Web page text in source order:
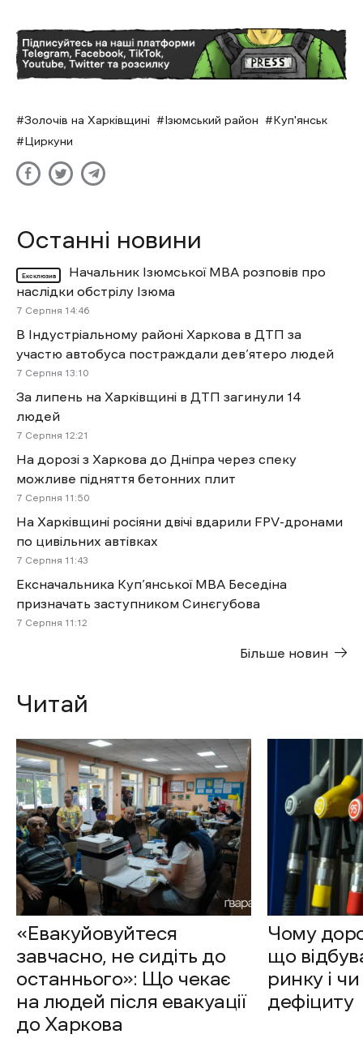
Золочів на Харківщині Ізюмський район
Куп'янськ
Циркуни
Останні новини
Ексклюзив
Начальник Ізюмської МВА розповів про
наслідки обстрілу Ізюма
7 Cерпня 14:46
В Індустріальному районі Харкова в ДТП за
участю автобуса постраждали дев’ятеро людей
7 Cерпня 13:10
За липень на Харківщині в ДТП загинули 14
людей
7 Cерпня 12:21
На дорозі з Харкова до Дніпра через спеку
можливе підняття бетонних плит
7 Cерпня 11:50
На Харківщині росіяни двічі вдарили FPV-дронами
по цивільних автівках
7 Cерпня 11:43
Ексначальника Куп’янської МВА Беседіна
призначать заступником Синєгубова
7 Cерпня 11:12
Більше новин
Читай
«Евакуйовуйтеся
завчасно, не сидіть до
останнього»: Що чекає
на людей після евакуації
до Харкова
Чому
що
ринку і
дефіциту